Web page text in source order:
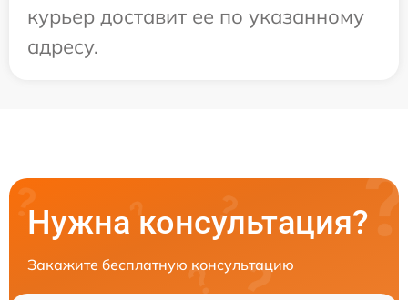
курьер доставит ее по указанному
адресу.
Нужна консультация?
Закажите бесплатную консультацию